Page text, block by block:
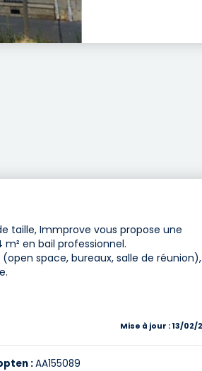
taille, Immprove vous propose une
en bail professionnel.
space, bureaux, salle de réunion),
Mise à jour : 13/02/
:AA155089